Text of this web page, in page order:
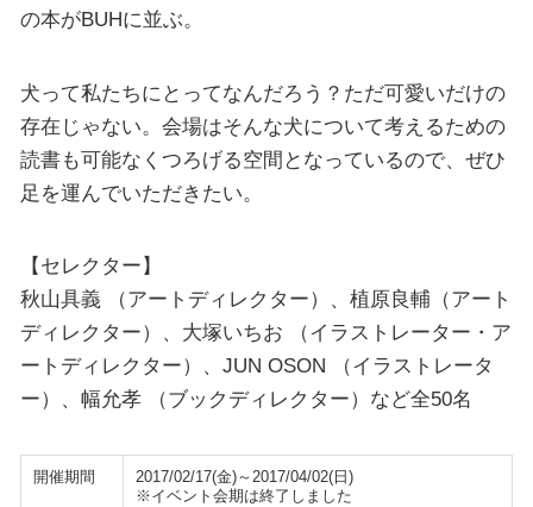
の本がBUHに並ぶ。
犬って私たちにとってなんだろう？ただ可愛いだけの
存在じゃない。会場はそんな犬について考えるための
読書も可能なくつろげる空間となっているので、ぜひ
足を運んでいただきたい。
【セレクター】
秋山具義 （アートディレクター）、植原良輔（アート
ディレクター）、大塚いちお （イラストレーター・ア
ートディレクター）、JUN OSON （イラストレータ
ー）、幅允孝 （ブックディレクター）など全50名
開催期間
2017/02/17(金)～2017/04/02(日)
※イベント会期は終了しました